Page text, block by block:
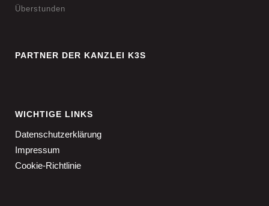
Überstunden
PARTNER DER KANZLEI K3S
WICHTIGE LINKS
Datenschutzerklärung
Impressum
Cookie-Richtlinie